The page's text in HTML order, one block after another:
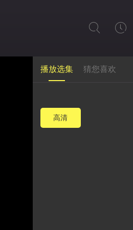
播放选集 猜您喜欢
高清